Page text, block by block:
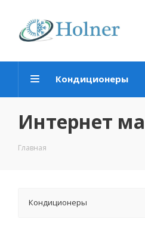
Кондиционеры
Интернет
Главная
Кондиционеры